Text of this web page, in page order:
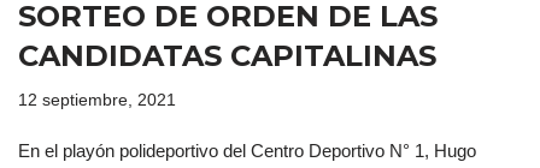
SORTEO DE ORDEN DE LAS
CANDIDATAS CAPITALINAS
12 septiembre, 2021
En el playón polideportivo del Centro Deportivo N° 1, Hugo